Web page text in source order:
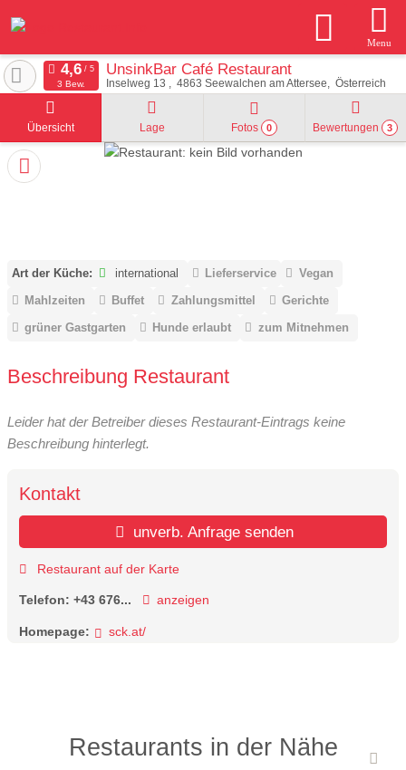
Menu
UnsinkBar Café Restaurant
Inselweg 13 4863 Seewalchen am Attersee Österreich
3 Bew.
Übersicht Lage Fotos 0 Bewertungen 3
Art der Küche: international Lieferservice
Vegan
Mahlzeiten
Buffet Zahlungsmittel
Gerichte
grüner Gastgarten
Hunde erlaubt zum Mitnehmen
Beschreibung Restaurant
Leider hat der Betreiber dieses Restaurant-Eintrags keine
Beschreibung hinterlegt.
Kontakt
unverb. Anfrage senden
Restaurant auf der Karte
Telefon: +43 676... anzeigen
Homepage: sck.at/
Restaurants in der Nähe